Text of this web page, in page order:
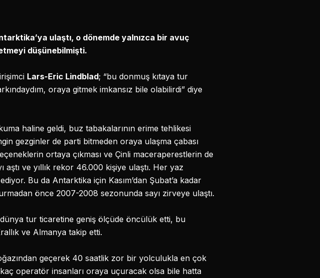
ulaştı, o dönemde yalnızca bir avuç
düşünebilmişti.
Lars-Eric Lindblad; “bu donmuş kıtaya tur
oraya gitmek imkansız bile olabilirdi” diye
haline geldi, buz tabakalarının erime tehlikesi
gezginler de parti bitmeden oraya ulaşma çabası
ortaya çıkması ve Çinli maceraperestlerin de
ve yıllık rekor 46.000 kişiye ulaştı. Her yaz
ediyor. Bu da Antarktika için Kasım’dan Şubat’a kadar
önce 2007-2008 sezonunda sayı zirveye ulaştı.
tur ticaretine geniş ölçüde öncülük etti, bu
ve Almanya takip etti.
geçerek 40 saatlik zor bir yolculukla en çok
operatör insanları oraya uçuracak olsa bile hatta